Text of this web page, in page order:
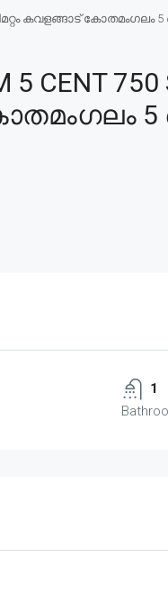
നെല്ലിമറ്റം കവളങ്ങാട്
CENT 750
കോതമംഗലം
1